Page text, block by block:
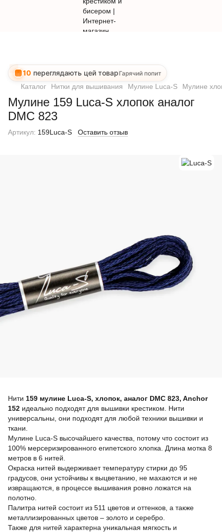
10 переглядають цей товар Гарячий попит
Каталог Нитки для вышивания Мулине Luca-S Мулине
Мулине 159 Luca-S хлопок аналог
DMC 823
Артикул: 159Luca-S Оставить отзыв
Нити 159 мулине Luca-S, хлопок, аналог DMC 823, Anchor
152 идеально подходят для вышивки крестиком. Нити
универсальны, они подходят для любой техники вышивки и
ткани.
Мулине Luca-S высочайшего качества, потому что состоит из
100% мерсеризированного египетского хлопка. Длина мотка 8
метров в 6 нитей.
Окраска нитей выдерживает температуру стирки до 95
градусов, они устойчивы к выцветанию, не махаются и не
извращаются, в процессе вышивания ровно ложатся на
полотно.
Палитра нитей состоит из 511 цветов и оттенков, а также
металлизированных цветов – золото и серебро.
Также для нитей характерна уникальная мягкость и